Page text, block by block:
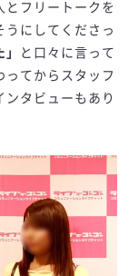
とフリートークを
にしてくださっ
と口々に言って
ってからスタッフ
タビューもあり